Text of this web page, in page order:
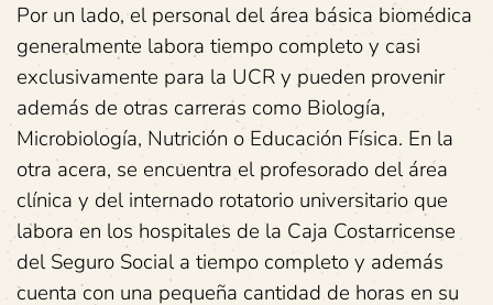
Por un lado, el personal del área básica biomédica
generalmente labora tiempo completo y casi
exclusivamente para la UCR y pueden provenir
además de otras carreras como Biología,
Microbiología, Nutrición o Educación Física. En la
otra acera, se encuentra el profesorado del área
clínica y del internado rotatorio universitario que
labora en los hospitales de la Caja Costarricense
del Seguro Social a tiempo completo y además
cuenta con una pequeña cantidad de horas en su